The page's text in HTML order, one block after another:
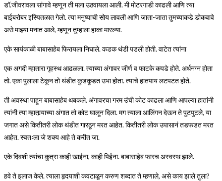
डॉ.जीवरावला सांगावे म्हणून ती मला उठवायला आली. मी मोटरगाडी काढली आणि त्या
बाईबरोबर इस्पितळात गेलो. त्या मनुष्याची सोय लावली आणि जाता-जाता तुमच्याकडे डोकवावे
असे माझ्या मनात आले, म्हणून तुम्हाला हाका मारल्या.
एके सायंकाळी बाबासाहेब फिरायला निघाले. कडक थंडी पडली होती. वाटेत त्यांना
एक अगदी म्हातारा गृहस्थ आढळला. त्याच्या अंगावर जीर्ण व फाटके कपडे होते. अर्धनग्न होता
तो. एका पुलाला टेकून तो थंडीत कुडकूडत उभा होता. त्याचे हातपाय लटपटत होते.
ती अवस्था पाहून बाबासाहेब थबकले. अंगावरचा गरम उंची कोट काढला आणि आपल्या हातांनी
त्यांनी त्या म्हातार्‍याच्या अंगात तो कोट घालून दिला. मग त्याला आलिंगन देऊन ते पुटपुटले, या
जगात असे कितीतरी लोक थंडीत गारठून मरत आहेत. कितीतरी लोक उपासानं तडफडत मरत
आहेत. स्वतःला जे शक्य आहे ते करीत जा.
एके दिवशी त्यांचा कुत्रा काही खाईना, काही पिईना. बाबासाहेब फारच अस्वस्थ झाले.
हवे ते इलाज केले. त्याला हृदयाशी कवटाळून करुण शब्दात ते म्हणाले, असे काय झाले तुला?